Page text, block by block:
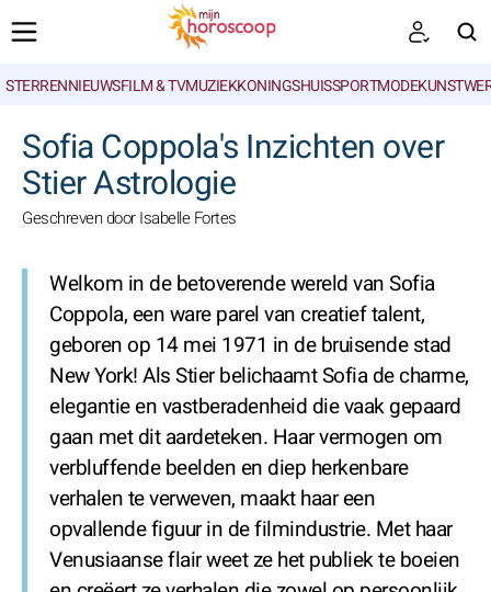
STERRENNIEUWSFILM & TVMUZIEKKONINGSHUISSPORTMODE
Sofia Coppola's Inzichten over
Stier Astrologie
Geschreven door Isabelle Fortes
Welkom in de betoverende wereld van Sofia
Coppola, een ware parel van creatief talent,
geboren op 14 mei 1971 in de bruisende stad
New York! Als Stier belichaamt Sofia de charme,
elegantie en vastberadenheid die vaak gepaard
gaan met dit aardeteken. Haar vermogen om
verbluffende beelden en diep herkenbare
verhalen te verweven, maakt haar een
opvallende figuur in de filmindustrie. Met haar
Venusiaanse flair weet ze het publiek te boeien